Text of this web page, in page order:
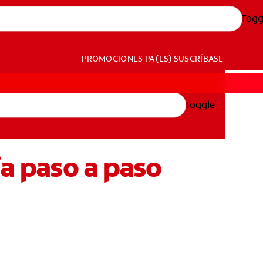
PROMOCIONES PA (ES) SUSCRÍBASE
Toggle
paso a paso